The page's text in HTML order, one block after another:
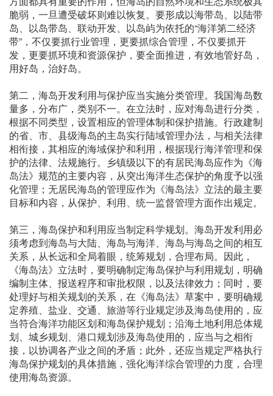
脆弱，一旦遭受破坏则难以恢复。要形成以海带岛、以陆带
岛、以岛带岛、联动开发、以岛屿为依托的“海洋第二经济
带”，不仅要抓行业管理，更要抓综合管理，不仅要抓开
发，更要抓环境和资源保护，要全面推进，有效地管好岛，
用好岛，治好岛。
第二，海岛开发利用与保护应当实施分类管理。我国海岛数
量多，分布广，类别不一。在立法时，应对海岛进行分类，
根据不同类型，设置相应的管理体制和保护措施。行政建制
的省、市、县级海岛的主岛实行陆域管理办法，与相关法律
相衔接，其相应的海域保护和利用，根据现行海洋管理和保
护的法律、法规施行。乡镇级以下的有居民海岛应作为《海
岛法》规范的主要内容，从突出海洋生态保护的角度予以强
化管理；无居民海岛的管理应作为《海岛法》立法的最主要
目标和内容，从保护、利用、统一监督管理方面作出规定。
第三，海岛保护和利用应当制定科学规划。海岛开发利用必
须考虑到海岛与大陆、海岛与海洋、海岛与海岛之间的相互
关系，从长远和全局着眼，统筹规划，合理布局。因此，
《海岛法》立法时，要明确制定海岛保护与利用规划，明确
编制主体、报送程序和审批权限，以及法律效力；同时，要
处理好与相关规划的关系，在《海岛法》草案中，要明确规
定养殖、盐业、交通、旅游等行业规定涉及海岛使用的，应
当符合海洋功能区划和海岛保护规划；沿海土地利用总体规
划、城乡规划、港口规划涉及海岛使用的，应当与之相衔
接，以协调各产业之间的矛盾；此外，还应当规定严格执行
海岛保护规划的具体措施，强化海洋综合管理的力度，合理
使用海岛资源。